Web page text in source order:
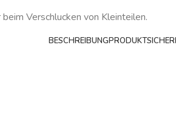
Verschlucken von Kleinteilen.
BESCHREIBUNG